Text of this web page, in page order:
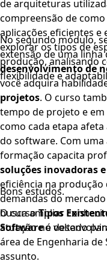
de arquiteturas
compreensão de
aplicações eficientes e
explorar os tipos de
produção, analisando
flexibilidade e
No segundo módulo,
extensão de uma
desenvolvimento de
você adquira
projetos. O curso
tempo de projeto e
como cada etapa
do software. Com
formação capacita
soluções inovadoras
eficiência na produção
demandas do
busca ampliar
atuação no
Bons estudos.
O cursoTipos
Softwareé voltado
área de Engenharia
assunto.